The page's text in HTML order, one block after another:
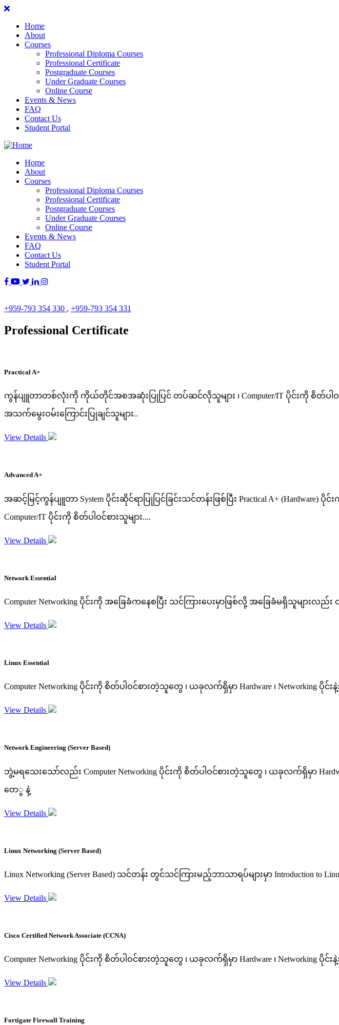
Home
About
Courses
Professional Diploma Courses
Professional Certificate
Postgraduate Courses
Under Graduate Courses
Online Course
Events & News
FAQ
Contact Us
Student Portal
Home
About
Courses
Professional Diploma Courses
Professional Certificate
Postgraduate Courses
Under Graduate Courses
Online Course
Events & News
FAQ
Contact Us
Student Portal
+959-793 354 330 , +959-793 354 331
Professional Certificate
Practical A+
ကွန်ပျူတာတစ်လုံးကို ကိုယ်တိုင်အစအဆုံးပြုပြင် တပ်ဆင်လိုသူများ ၊ Computer/IT ပိုင်းကို စိတ်ပါဝင်စာ
အသက်မွေးဝမ်းကြောင်းပြုချင်သူများ..
View Details
Advanced A+
အဆင့်မြင့်ကွန်ပျူတာ System ပိုင်းဆိုင်ရာပြုပြင်ခြင်းသင်တန်းဖြစ်ပြီး Practical A+
Computer/IT ပိုင်းကို စိတ်ပါဝင်စားသူများ....
View Details
Network Essential
Computer Networking ပိုင်းကို အခြေခံကနေစပြီး သင်ကြားပေးမှာဖြစ်လို့ အခြေခံမရှိသူများလ
View Details
Linux Essential
Computer Networking ပိုင်းကို စိတ်ပါဝင်စားတဲ့သူတွေ ၊ ယခုလက်ရှိမှာ Hardware ၊
View Details
Network Engineering (Server Based)
ဘွဲ့မရသေးသော်လည်း Computer Networking ပိုင်းကို စိတ်ပါဝင်စားတဲ့သူတွေ ၊ ယခုလက်ရှိမှာ
တေွ နဲ့
View Details
Linux Networking (Server Based)
Linux Networking (Server Based) သင်တန်း တွင်သင်ကြားမည့်ဘာသာရပ်များမှာ Introduction to Linux
View Details
Cisco Certified Network Associate (CCNA)
Computer Networking ပိုင်းကို စိတ်ပါဝင်စားတဲ့သူတွေ ၊ ယခုလက်ရှိမှာ Hardware ၊
View Details
Fortigate Firewall Training